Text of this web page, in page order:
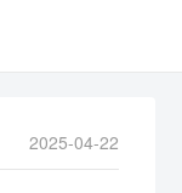
2025-04-22